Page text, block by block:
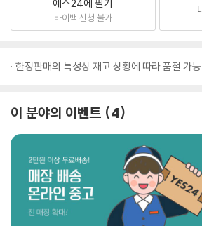
예스24에 팔기
바이백 신청 불가
한정판매의 특성상 재고 상황에 따라 품절 가능
이 분야의 이벤트 4